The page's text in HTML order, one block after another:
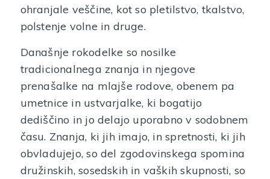
ohranjale veščine, kot so pletilstvo, tkalstvo,
polstenje volne in druge.
Današnje rokodelke so nosilke
tradicionalnega znanja in njegove
prenašalke na mlajše rodove, obenem pa
umetnice in ustvarjalke, ki bogatijo
dediščino in jo delajo uporabno v sodobnem
času. Znanja, ki jih imajo, in spretnosti, ki jih
obvladujejo, so del zgodovinskega spomina
družinskih, sosedskih in vaških skupnosti, so